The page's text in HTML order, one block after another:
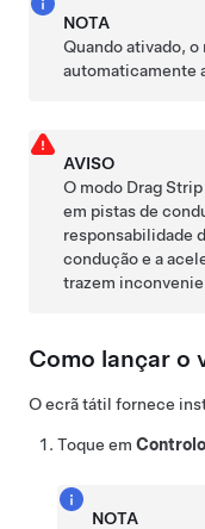
NOTA
Quando ativado,
automaticamente
AVISO
O modo Drag
em pistas de
responsabilidade
condução e a
trazem
Como lançar o
O ecrã tátil fornece
Toque em
NOTA